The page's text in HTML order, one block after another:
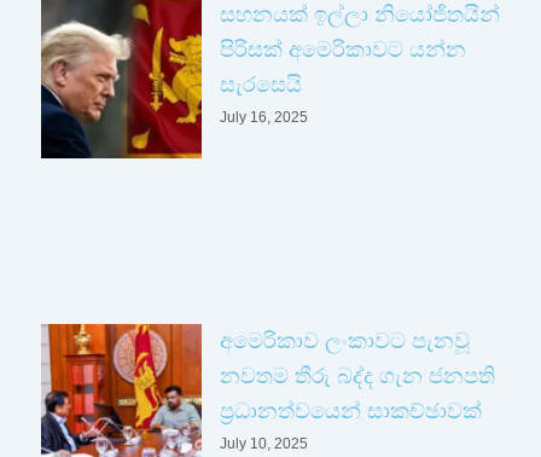
සහනයක් ඉල්ලා නියෝජිතයින්
පිරිසක් අමෙරිකාවට යන්න
සැරසෙයි
July 16, 2025
අමෙරිකාව ලංකාවට පැනවූ
නවතම තීරු බද්ද ගැන ජනපති
ප්‍රධානත්වයෙන් සාකච්ඡාවක්
July 10, 2025